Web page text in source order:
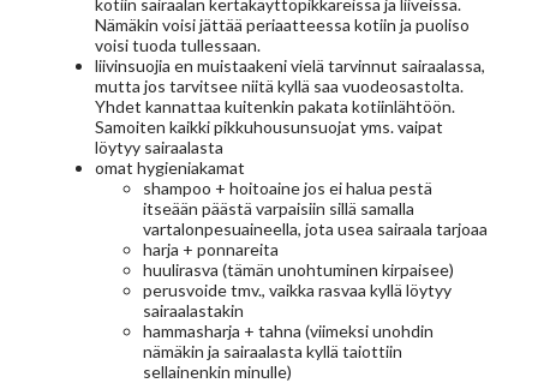
Nämäkin voisi jättää periaatteessa kotiin ja puoliso
voisi tuoda tullessaan.
liivinsuojia en muistaakeni vielä tarvinnut sairaalassa,
mutta jos tarvitsee niitä kyllä saa vuodeosastolta.
Yhdet kannattaa kuitenkin pakata kotiinlähtöön.
Samoiten kaikki pikkuhousunsuojat yms. vaipat
löytyy sairaalasta
omat hygieniakamat
shampoo + hoitoaine jos ei halua pestä
itseään päästä varpaisiin sillä samalla
vartalonpesuaineella, jota usea sairaala tarjoaa
harja + ponnareita
huulirasva (tämän unohtuminen kirpaisee)
perusvoide tmv., vaikka rasvaa kyllä löytyy
sairaalastakin
hammasharja + tahna (viimeksi unohdin
nämäkin ja sairaalasta kyllä taiottiin
sellainenkin minulle)